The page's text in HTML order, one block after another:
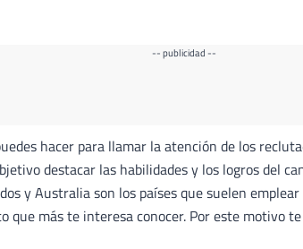
-- publicidad --
hacer para llamar la atención de los
destacar las habilidades y los logros del
y Australia son los países que suelen emplear
que más te interesa conocer. Por este motivo